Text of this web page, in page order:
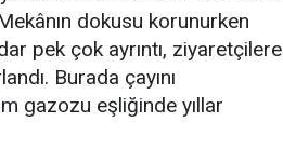
dokusu korunurken
pek çok ayrıntı, ziyaretçilere
Burada çayını
gazozu eşliğinde yıllar